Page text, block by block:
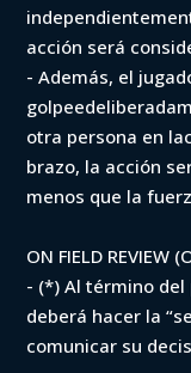
acción será
- Además, el
otra persona en
brazo, la acción
menos que la
ON FIELD REVIEW
- (*) Al término
deberá hacer la
comunicar su